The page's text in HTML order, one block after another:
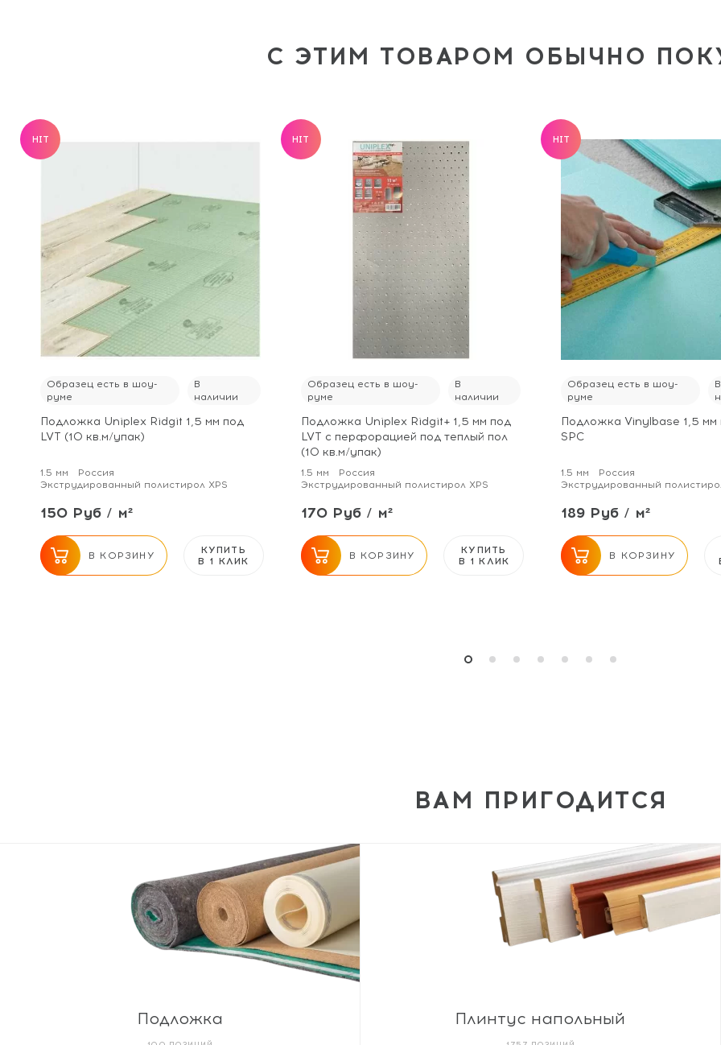
С ЭТИМ ТОВАРОМ ОБЫЧНО
HIT
Образец есть в шоу-
руме
В
наличии
Подложка Uniplex Ridgit 1,5 мм под
LVT (10 кв.м/упак)
1.5 мм
Россия
Экструдированный полистирол XPS
150 Руб / м²
В КОРЗИНУ
КУПИТЬ
В 1 КЛИК
HIT
Образец есть в шоу-
руме
В
наличии
Подложка Uniplex Ridgit+ 1,5 мм под
LVT с перфорацией под теплый пол
(10 кв.м/упак)
1.5 мм
Россия
Экструдированный полистирол XPS
170 Руб / м²
В КОРЗИНУ
КУПИТЬ
В 1 КЛИК
HIT
Образец есть в шоу-
руме
В
Подложка Vinylbase 1,5 мм
SPC
1.5 мм
Россия
Экструдированный
189 Руб / м²
В КОРЗИНУ
ВАМ ПРИГОДИТСЯ
Подложка Плинтус напольный